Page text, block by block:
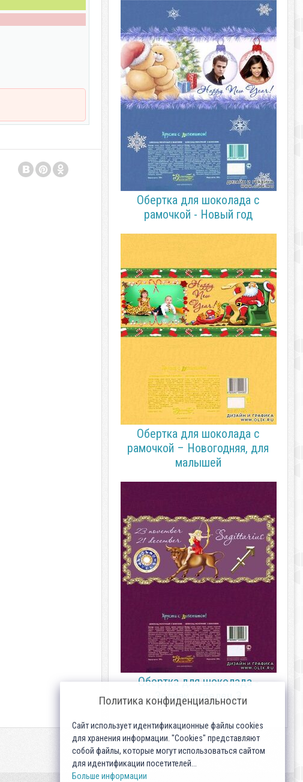
Обертка для шоколада с
рамочкой - Новый год
Обертка для шоколада с
рамочкой – Новогодняя, для
малышей
Обертка для шоколада -
Зодиак стрелец 3
Политика конфиденциальности
Сайт использует идентификационные файлы cookies
для хранения информации. "Cookies" представляют
собой файлы, которые могут использоваться сайтом
для идентификации посетителей...
Больше информации